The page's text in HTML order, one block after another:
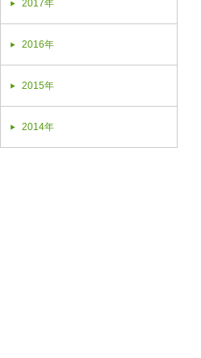
2017年
2016年
2015年
2014年